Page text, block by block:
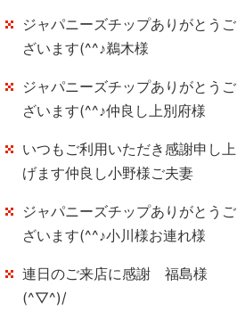
ジャパニーズチップありがとうご
ざいます(^^♪鵜木様
ジャパニーズチップありがとうご
ざいます(^^♪仲良し上別府様
いつもご利用いただき感謝申し上
げます仲良し小野様ご夫妻
ジャパニーズチップありがとうご
ざいます(^^♪小川様お連れ様
連日のご来店に感謝 福島様
(^▽^)/